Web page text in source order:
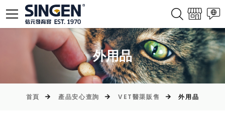
外用品
首頁 產品安心查詢 VET醫渠販售 外用品